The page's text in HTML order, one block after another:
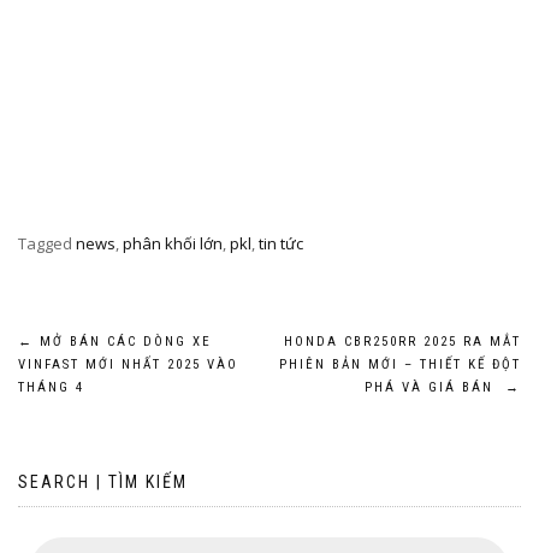
Tagged news,phân khối lớn,pkl,tin tức
Post
navigation
←
MỞ BÁN CÁC DÒNG XE
VINFAST MỚI NHẤT 2025 VÀO
THÁNG 4
HONDA CBR250RR 2025 RA MẮT
PHIÊN BẢN MỚI – THIẾT KẾ ĐỘT
PHÁ VÀ GIÁ BÁN
→
SEARCH | TÌM KIẾM